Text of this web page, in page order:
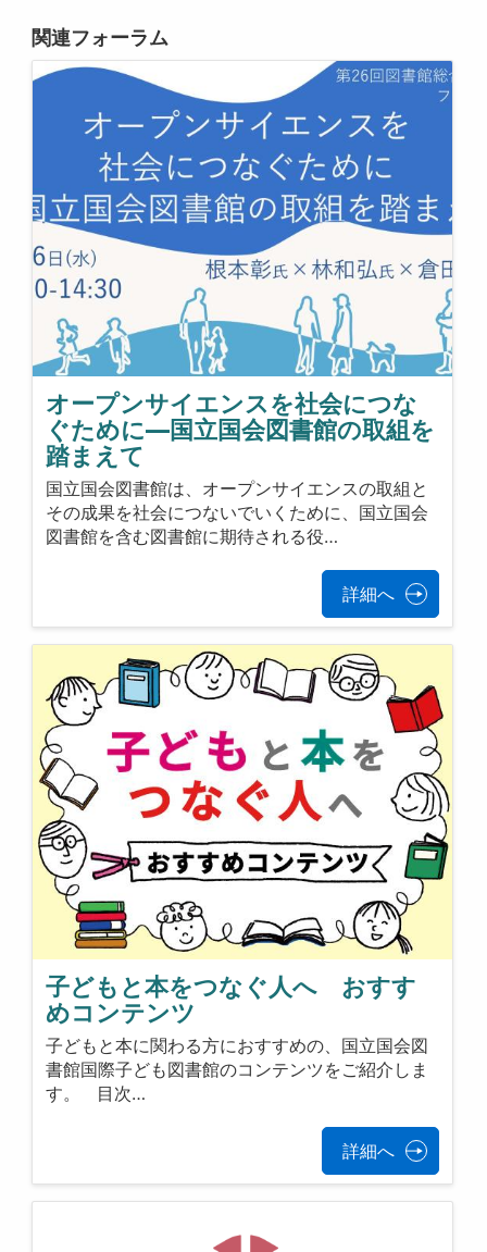
関連フォーラム
オープンサイエンスを社会につな
ぐために―国立国会図書館の取組を
踏まえて
国立国会図書館は、オープンサイエンスの取組と
その成果を社会につないでいくために、国立国会
図書館を含む図書館に期待される役…
詳細へ
子どもと本をつなぐ人へ おすす
めコンテンツ
子どもと本に関わる方におすすめの、国立国会図
書館国際子ども図書館のコンテンツをご紹介しま
す。 目次…
詳細へ